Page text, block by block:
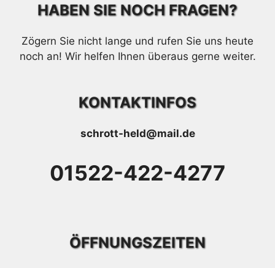
HABEN SIE NOCH FRAGEN?
Zögern Sie nicht lange und rufen Sie uns heute
noch an! Wir helfen Ihnen überaus gerne weiter.
KONTAKTINFOS
schrott-held@mail.de
01522-422-4277
ÖFFNUNGSZEITEN